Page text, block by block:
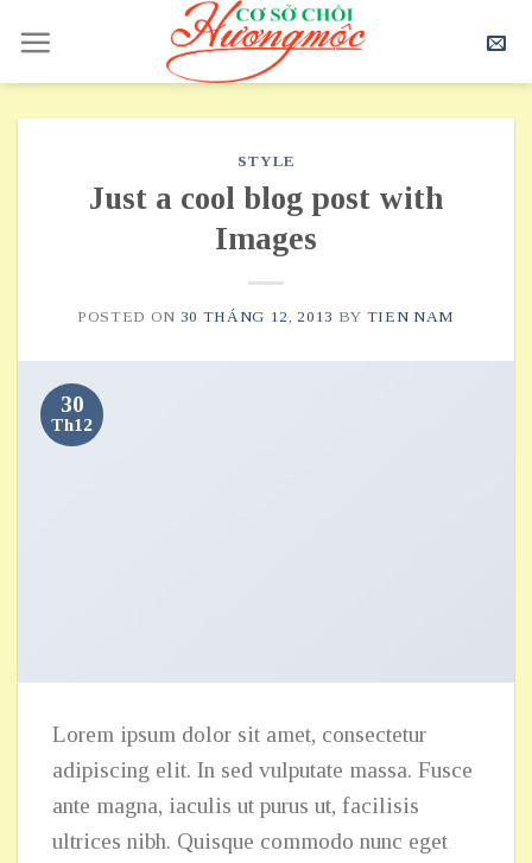
content
STYLE
Just a cool blog post with
Images
POSTED ON 30 THÁNG 12, 2013 BY TIEN NAM
30
Th12
Lorem ipsum dolor sit amet, consectetur
adipiscing elit. In sed vulputate massa. Fusce
ante magna, iaculis ut purus ut, facilisis
ultrices nibh. Quisque commodo nunc eget